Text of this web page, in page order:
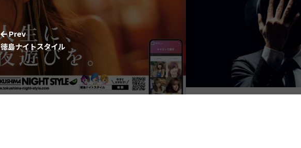
Prev
徳島ナイトスタイル